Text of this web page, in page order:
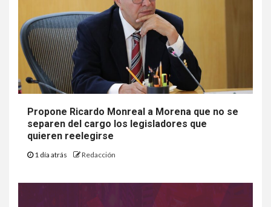
Propone Ricardo Monreal a Morena que no se
separen del cargo los legisladores que
quieren reelegirse
1 día atrás Redacción